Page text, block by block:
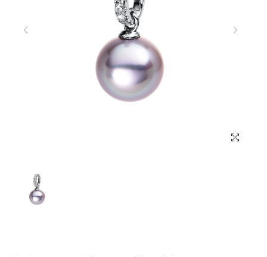
ANTWERP DIAMONDS LUXURY COLLECTION
3D TRAURINGKONFIGURATION